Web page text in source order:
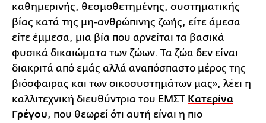
καθημερινής, θεσμοθετημένης, συστηματικής
βίας κατά της μη-ανθρώπινης ζωής, είτε άμεσα
είτε έμμεσα, μια βία που αρνείται τα βασικά
φυσικά δικαιώματα των ζώων. Τα ζώα δεν είναι
διακριτά από εμάς αλλά αναπόσπαστο μέρος της
βιόσφαιρας και των οικοσυστημάτων μας», λέει η
καλλιτεχνική διευθύντρια του ΕΜΣΤ Κατερίνα
Γρέγου, που θεωρεί ότι αυτή είναι η πιο